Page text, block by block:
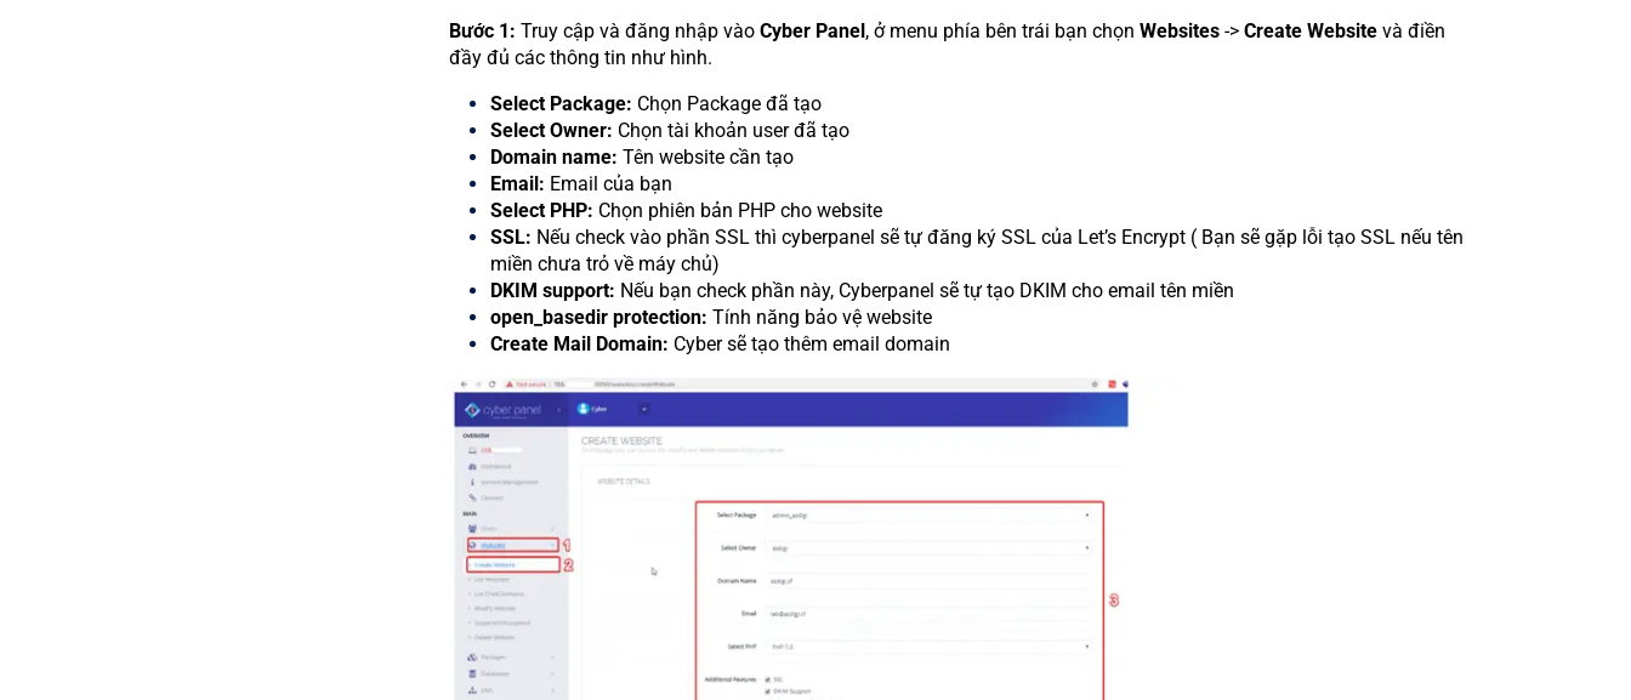
Bước 1: Truy cập và đăng nhập vào Cyber Panel, ở menu phía bên trái bạn chọn Websites -> Create Websitevà điền
đầy đủ các thông tin như hình.
Select Package: Chọn Package đã tạo
Select Owner: Chọn tài khoản user đã tạo
Domain name: Tên website cần tạo
Email: Email của bạn
Select PHP: Chọn phiên bản PHP cho website
SSL: Nếu check vào phần SSL thì cyberpanel sẽ tự đăng ký SSL của Let’s Encrypt ( Bạn sẽ gặp lỗi tạo SSL nếu tên
miền chưa trỏ về máy chủ)
DKIM support: Nếu bạn check phần này, Cyberpanel sẽ tự tạo DKIM cho email tên miền
open_basedir protection: Tính năng bảo vệ website
Create Mail Domain: Cyber sẽ tạo thêm email domain